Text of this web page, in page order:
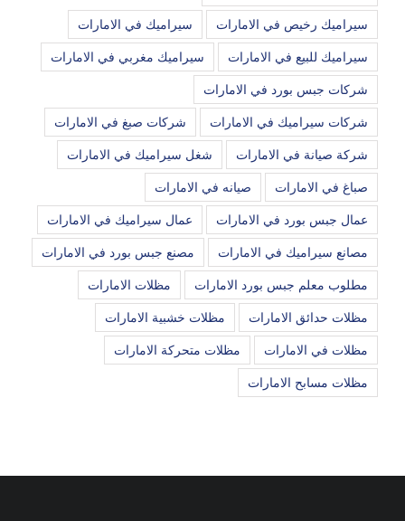
سيراميك رخيص في الامارات سيراميك في الامارات
سيراميك للبيع في الامارات سيراميك مغربي في الامارات
شركات جبس بورد في الامارات
شركات سيراميك في الامارات شركات صبغ في الامارات
شركة صيانة في الامارات شغل سيراميك في الامارات
صباغ في الامارات صيانه في الامارات
عمال جبس بورد في الامارات عمال سيراميك في الامارات
مصانع سيراميك في الامارات مصنع جبس بورد في الامارات
مطلوب معلم جبس بورد الامارات مظلات الامارات
مظلات حدائق الامارات مظلات خشبية الامارات
مظلات في الامارات مظلات متحركة الامارات
مظلات مسابح الامارات